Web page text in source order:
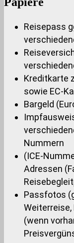
Reisepass
Kreditkarte
sowie EC-
Bargeld
Nummern
(ICE-
Adressen
Passfotos
(wenn